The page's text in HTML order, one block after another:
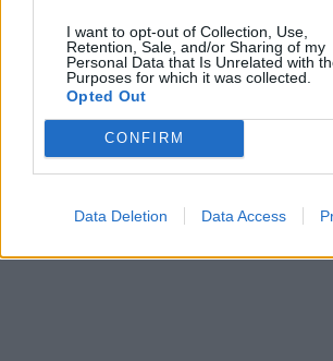
I want to opt-out of Collection, Use,
Retention, Sale, and/or Sharing of my
Personal Data that Is Unrelated with
Purposes for which it was collected.
Opted Out
CONFIRM
Data Deletion Data Access